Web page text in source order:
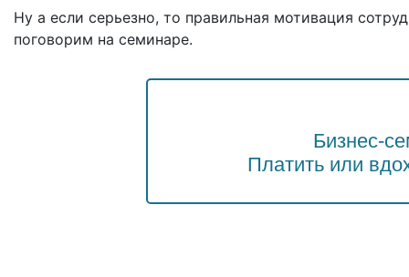
Ну а если серьезно, то правильная мотивация
поговорим на семинаре.
Бизнес-
Платить или